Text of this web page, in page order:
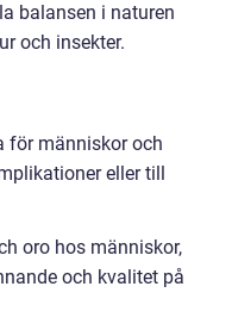
balansen i naturen
och insekter.
för människor och
eller till
oro hos människor,
och kvalitet på